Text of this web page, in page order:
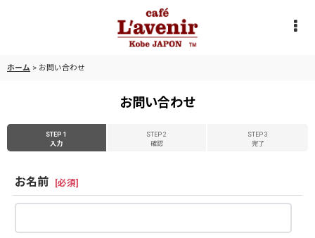
ホーム > お問い合わせ
お問い合わせ
STEP 1
入力
STEP 2
確認
STEP 3
完了
お名前 [必須]